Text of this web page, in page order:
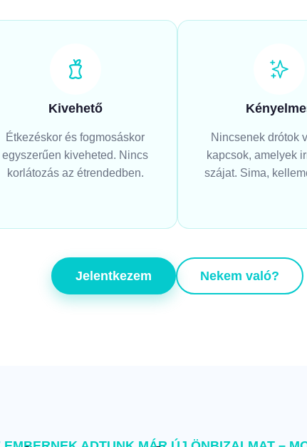
Kivehető
Étkezéskor és fogmosáskor
egyszerűen kiveheted. Nincs
korlátozás az étrendedben.
Nincsenek drótok
kapcsok, amelyek
szájat. Sima,
Jelentkezem Nekem való?